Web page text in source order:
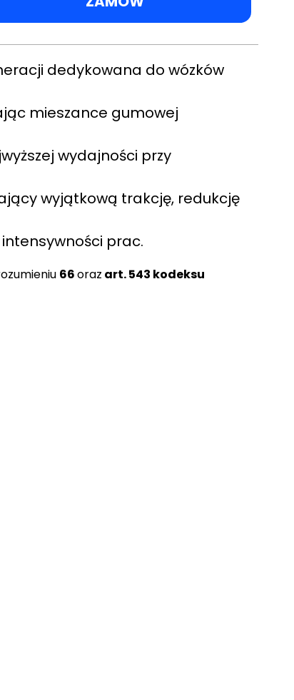
dedykowana do wózków
mieszance gumowej
wydajności przy
wyjątkową trakcję, redukcję
prac.
66oraz art. 543 kodeksu